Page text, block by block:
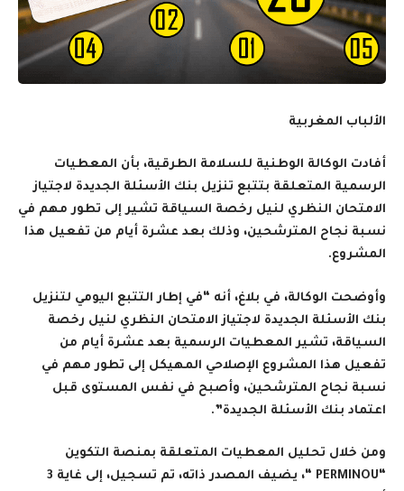
الألباب المغربية
أفادت الوكالة الوطنية للسلامة الطرقية، بأن المعطيات
الرسمية المتعلقة بتتبع تنزيل بنك الأسئلة الجديدة لاجتياز
الامتحان النظري لنيل رخصة السياقة تشير إلى تطور مهم في
نسبة نجاح المترشحين، وذلك بعد عشرة أيام من تفعيل هذا
المشروع.
وأوضحت الوكالة، في بلاغ، أنه “في إطار التتبع اليومي لتنزيل
بنك الأسئلة الجديدة لاجتياز الامتحان النظري لنيل رخصة
السياقة، تشير المعطيات الرسمية بعد عشرة أيام من
تفعيل هذا المشروع الإصلاحي المهيكل إلى تطور مهم في
نسبة نجاح المترشحين، وأصبح في نفس المستوى قبل
اعتماد بنك الأسئلة الجديدة”.
ومن خلال تحليل المعطيات المتعلقة بمنصة التكوين
“
PERMINOU
“، يضيف المصدر ذاته، تم تسجيل، إلى غاية 3